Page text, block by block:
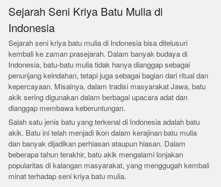
Sejarah Seni Kriya Batu Mulia di
Indonesia
Sejarah seni kriya batu mulia di Indonesia bisa ditelusuri
kembali ke zaman prasejarah. Dalam banyak budaya di
Indonesia, batu-batu mulia tidak hanya dianggap sebagai
penunjang keindahan, tetapi juga sebagai bagian dari ritual dan
kepercayaan. Misalnya, dalam tradisi masyarakat Jawa, batu
akik sering digunakan dalam berbagai upacara adat dan
dianggap membawa keberuntungan.
Salah satu jenis batu yang terkenal di Indonesia adalah batu
akik. Batu ini telah menjadi ikon dalam kerajinan batu mulia
dan banyak dijadikan perhiasan ataupun hiasan. Dalam
beberapa tahun terakhir, batu akik mengalami lonjakan
popularitas di kalangan masyarakat, yang menggugah kembali
minat terhadap seni kriya batu mulia.